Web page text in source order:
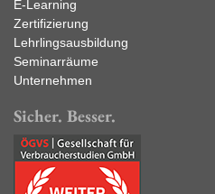
E-Learning
Zertifizierung
Lehrlingsausbildung
Seminarräume
Unternehmen
Sicher. Besser.